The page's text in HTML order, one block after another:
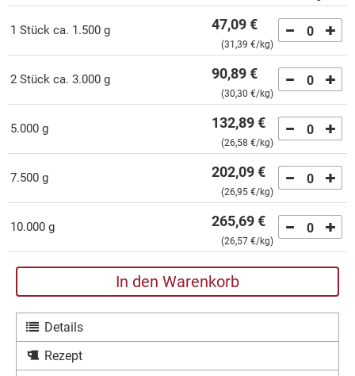
1 Stück ca. 1.500 g 47,09 €
(31,39 €/kg)
0
2 Stück ca. 3.000 g 90,89 €
(30,30 €/kg)
0
5.000 g 132,89 €
(26,58 €/kg)
0
7.500 g 202,09 €
(26,95 €/kg)
0
10.000 g 265,69 €
(26,57 €/kg)
0
In den Warenkorb
Details
Rezept